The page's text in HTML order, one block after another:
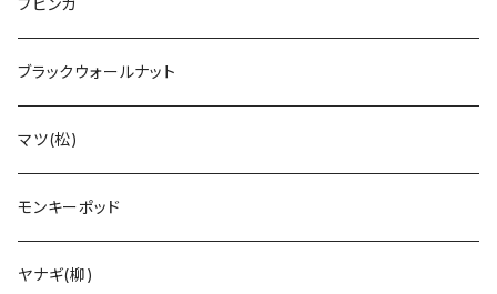
ブビンガ
ブラックウォールナット
マツ(松)
モンキーポッド
ヤナギ(柳)